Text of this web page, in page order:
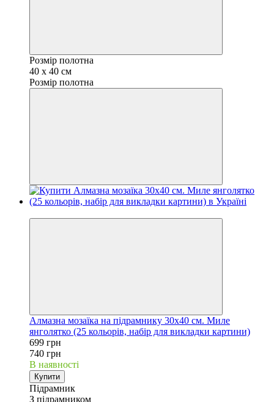
Розмір полотна
40 x 40 см
Розмір полотна
Алмазна мозаїка на підрамнику 30х40 см. Миле
янголятко (25 кольорів, набір для викладки картини)
699 грн
740 грн
В наявності
Купити
Підрамник
З підрамником